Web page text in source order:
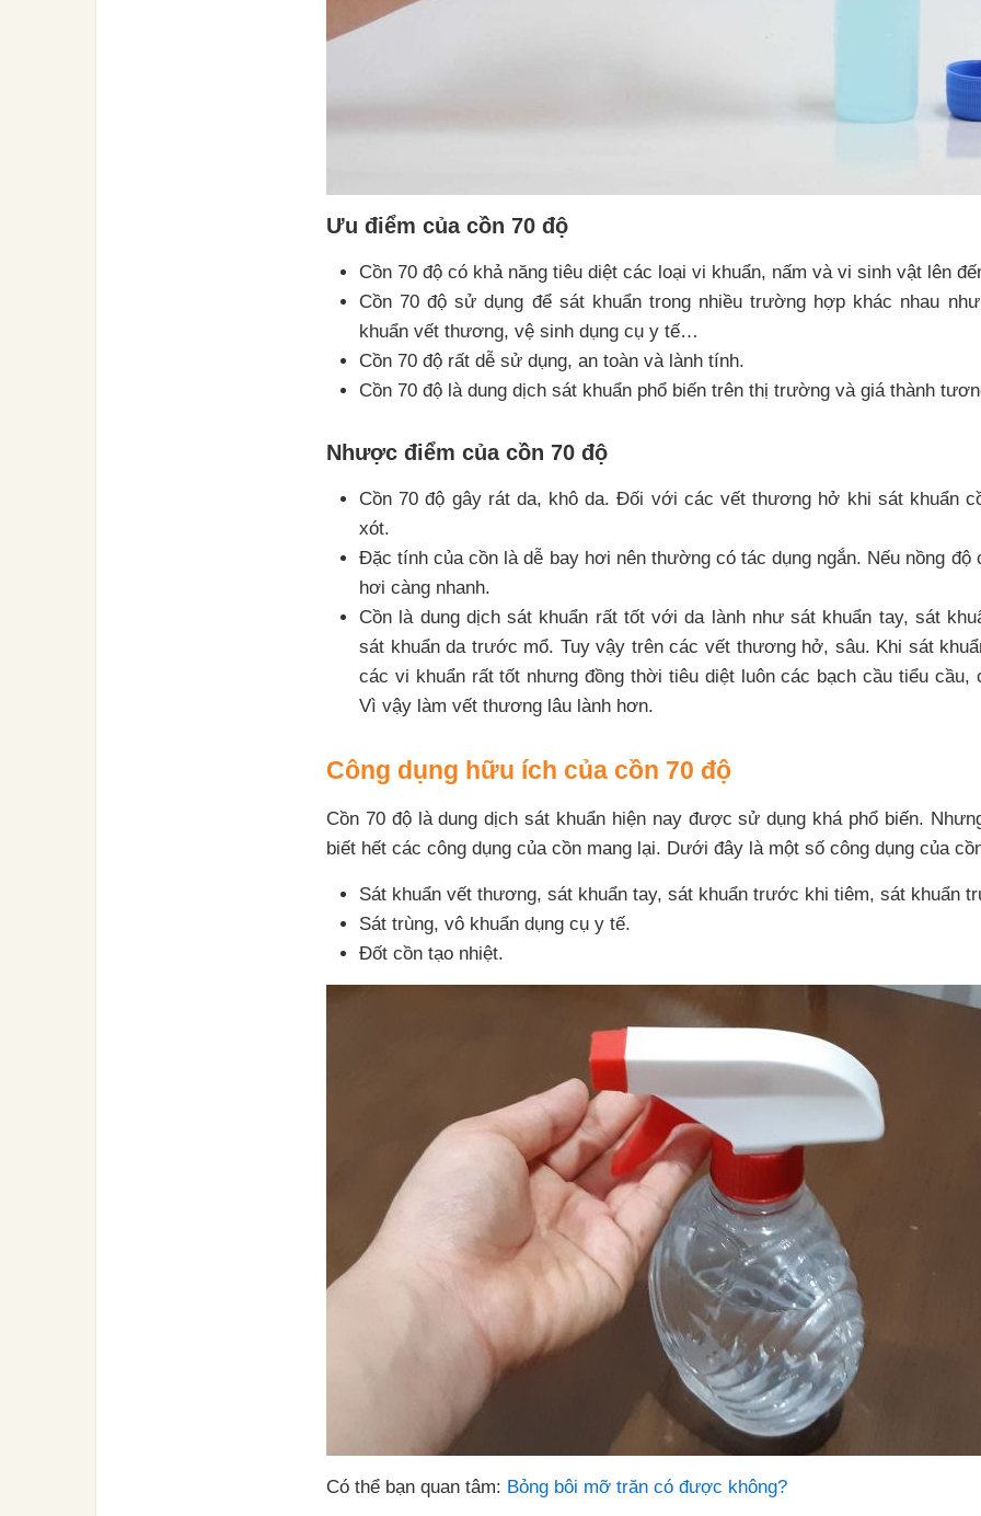
Ưu điểm của cồn 70 độ
Cồn 70 độ có khả năng tiêu diệt các loại vi khuẩn, nấm và vi sinh vật lên
Cồn 70 độ sử dụng để sát khuẩn trong nhiều trường hợp khác nhau
khuẩn vết thương, vệ sinh dụng cụ y tế…
Cồn 70 độ rất dễ sử dụng, an toàn và lành tính.
Cồn 70 độ là dung dịch sát khuẩn phổ biến trên thị trường và giá thành
Nhược điểm của cồn 70 độ
Cồn 70 độ gây rát da, khô da. Đối với các vết thương hở khi sát khuẩn
xót.
Đặc tính của cồn là dễ bay hơi nên thường có tác dụng ngắn. Nếu nồng độ
hơi càng nhanh.
Cồn là dung dịch sát khuẩn rất tốt với da lành như sát khuẩn tay, sát
sát khuẩn da trước mổ. Tuy vậy trên các vết thương hở, sâu. Khi sát
các vi khuẩn rất tốt nhưng đồng thời tiêu diệt luôn các bạch cầu tiểu cầu,
Vì vậy làm vết thương lâu lành hơn.
Công dụng hữu ích của cồn 70 độ
Cồn 70 độ là dung dịch sát khuẩn hiện nay được sử dụng khá phổ biến.
biết hết các công dụng của cồn mang lại. Dưới đây là một số công dụng của
Sát khuẩn vết thương, sát khuẩn tay, sát khuẩn trước khi tiêm, sát khuẩn
Sát trùng, vô khuẩn dụng cụ y tế.
Đốt cồn tạo nhiệt.
Có thể bạn quan tâm: Bỏng bôi mỡ trăn có được không?